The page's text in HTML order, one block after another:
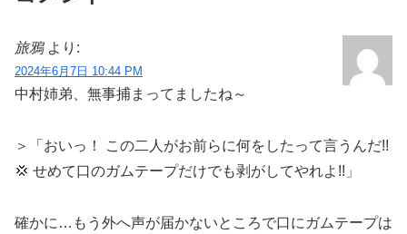
旅鴉 より:
2024年6月7日 10:44 PM
中村姉弟、無事捕まってましたね～
＞「おいっ！ この二人がお前らに何をしたって言うんだ!!
💢 せめて口のガムテープだけでも剥がしてやれよ!!」
確かに…もう外へ声が届かないところで口にガムテープは